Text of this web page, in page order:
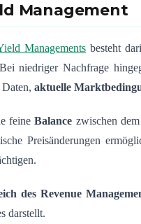
Management
Managements besteht
niedriger Nachfrage
aktuelle
feineBalance zwischen
Preisänderungen
des Revenue
darstellt.